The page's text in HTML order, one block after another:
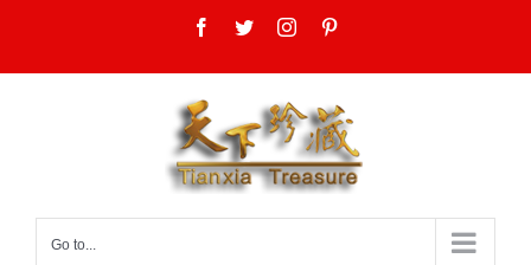
content
Facebook
TwitterInstagram
Go to...